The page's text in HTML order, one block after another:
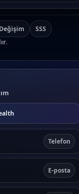
SSS
Telefon
E-posta